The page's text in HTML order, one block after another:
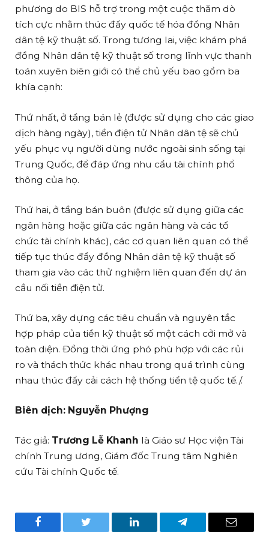
phương do BIS hỗ trợ trong một cuộc thăm dò
tích cực nhằm thúc đẩy quốc tế hóa đồng Nhân
dân tệ kỹ thuật số. Trong tương lai, việc khám phá
đồng Nhân dân tệ kỹ thuật số trong lĩnh vực thanh
toán xuyên biên giới có thể chủ yếu bao gồm ba
khía cạnh:
Thứ nhất, ở tầng bán lẻ (được sử dụng cho các giao
dịch hàng ngày), tiền điện tử Nhân dân tệ sẽ chủ
yếu phục vụ người dùng nước ngoài sinh sống tại
Trung Quốc, để đáp ứng nhu cầu tài chính phổ
thông của họ.
Thứ hai, ở tầng bán buôn (được sử dụng giữa các
ngân hàng hoặc giữa các ngân hàng và các tổ
chức tài chính khác), các cơ quan liên quan có thể
tiếp tục thúc đẩy đồng Nhân dân tệ kỹ thuật số
tham gia vào các thử nghiệm liên quan đến dự án
cầu nối tiền điện tử.
Thứ ba, xây dựng các tiêu chuẩn và nguyên tắc
hợp pháp của tiền kỹ thuật số một cách cởi mở và
toàn diện. Đồng thời ứng phó phù hợp với các rủi
ro và thách thức khác nhau trong quá trình cùng
nhau thúc đẩy cải cách hệ thống tiền tệ quốc tế./.
Biên dịch: Nguyễn Phượng
Tác giả: Trương Lễ Khanh là Giáo sư Học viện Tài
chính Trung ương, Giám đốc Trung tâm Nghiên
cứu Tài chính Quốc tế.
Facebook Twitter LinkedIn Telegram Email